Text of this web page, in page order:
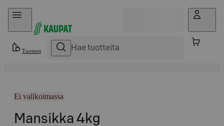
Hyppää sisältöön
Tuotteet
Ei valikoimassa
Mansikka 4kg